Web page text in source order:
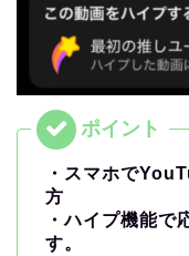
・スマホで
方
・ハイプ機能で
す。